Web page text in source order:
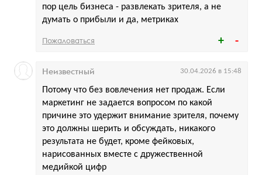
пор цель бизнеса - развлекать зрителя, а не
думать о прибыли и да, метриках
Пожаловаться
Потому что без вовлечения нет продаж. Если
маркетинг не задается вопросом по какой
причине это удержит внимание зрителя, почему
это должны шерить и обсуждать, никакого
результата не будет, кроме фейковых,
нарисованных вместе с дружественной
медийкой цифр
Неизвестный 30.04.2026 в 15:48